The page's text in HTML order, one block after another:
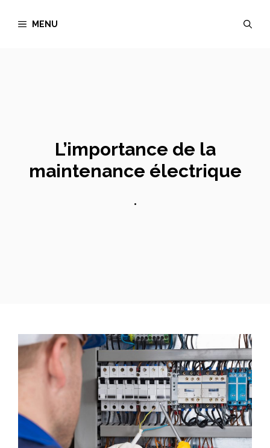
MENU
L’importance de la
maintenance électrique
•